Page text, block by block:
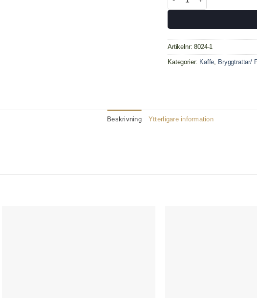
Artikelnr:8024-1
Kategorier: Kaffe Bryggtrattar/
Beskrivning Ytterligare information